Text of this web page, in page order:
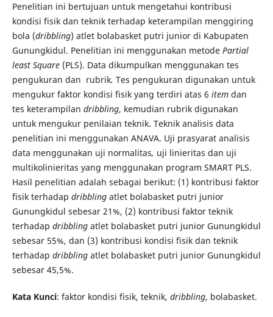
Penelitian ini bertujuan untuk mengetahui kontribusi
kondisi fisik dan teknik terhadap keterampilan menggiring
bola (dribbling) atlet bolabasket putri junior di Kabupaten
Gunungkidul. Penelitian ini menggunakan metode Partial
least Square(PLS). Data dikumpulkan menggunakan tes
pengukuran dan rubrik. Tes pengukuran digunakan untuk
mengukur faktor kondisi fisik yang terdiri atas 6 item dan
tes keterampilan dribbling, kemudian rubrik digunakan
untuk mengukur penilaian teknik. Teknik analisis data
penelitian ini menggunakan ANAVA. Uji prasyarat analisis
data menggunakan uji normalitas, uji linieritas dan uji
multikolinieritas yang menggunakan program SMART PLS.
Hasil penelitian adalah sebagai berikut: (1) kontribusi faktor
fisik terhadap dribblingatlet bolabasket putri junior
Gunungkidul sebesar 21%, (2) kontribusi faktor teknik
terhadap dribblingatlet bolabasket putri junior Gunungkidul
sebesar 55%, dan (3) kontribusi kondisi fisik dan teknik
terhadap dribblingatlet bolabasket putri junior Gunungkidul
sebesar 45,5%.
Kata Kunci: faktor kondisi fisik, teknik, dribbling, bolabasket.